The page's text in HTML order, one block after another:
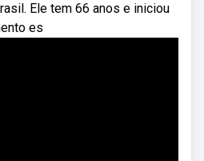
Ele tem 66 anos e iniciou
es